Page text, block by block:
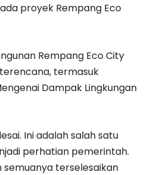
proyek Rempang Eco
Rempang Eco City
termasuk
Dampak Lingkungan
Ini adalah salah satu
perhatian pemerintah.
terselesaikan